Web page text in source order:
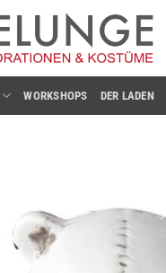
WORKSHOPS DER LADEN